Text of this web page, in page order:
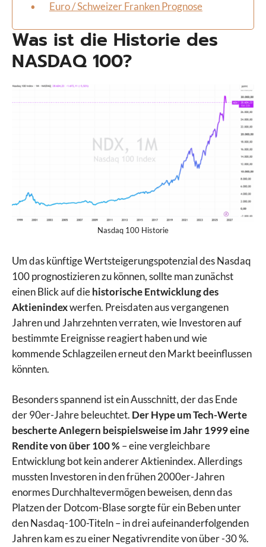
Euro / Schweizer Franken Prognose
Was ist die Historie des
NASDAQ 100?
Nasdaq 100 Historie
Um das künftige Wertsteigerungspotenzial des Nasdaq
100 prognostizieren zu können, sollte man zunächst
einen Blick auf diehistorische Entwicklung des
Aktienindexwerfen. Preisdaten aus vergangenen
Jahren und Jahrzehnten verraten, wie Investoren auf
bestimmte Ereignisse reagiert haben und wie
kommende Schlagzeilen erneut den Markt beeinflussen
könnten.
Besonders spannend ist ein Ausschnitt, der das Ende
der 90er-Jahre beleuchtet. Der Hype um Tech-Werte
bescherte Anlegern beispielsweise im Jahr 1999 eine
Rendite von über 100 % – eine vergleichbare
Entwicklung bot kein anderer Aktienindex. Allerdings
mussten Investoren in den frühen 2000er-Jahren
enormes Durchhaltevermögen beweisen, denn das
Platzen der Dotcom-Blase sorgte für ein Beben unter
den Nasdaq-100-Titeln – in drei aufeinanderfolgenden
Jahren kam es zu einer Negativrendite von über -30 %.